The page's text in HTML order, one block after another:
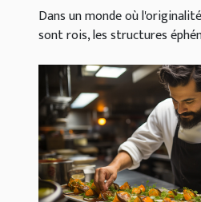
événements
Dans un monde où
sont rois, les structures